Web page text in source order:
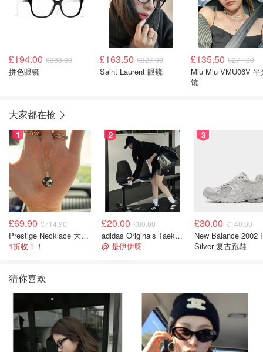
£194.00 £388.00
拼色眼镜
£163.50 £327.00
Saint Laurent 眼镜
£135.50 £271.00
Miu Miu VMU06V 平
镜
大家都在抢
1
£69.90 £714.90
Prestige Necklace 大溪地珍珠项链 10-11mm
1折收！！
2
£20.00 £80.00
adidas Originals Taekwondo 女款黑色运动鞋
@ 是伊伊呀
3
£30.00 £140.00
New Balance 2002
Silver 复古跑鞋
猜你喜欢